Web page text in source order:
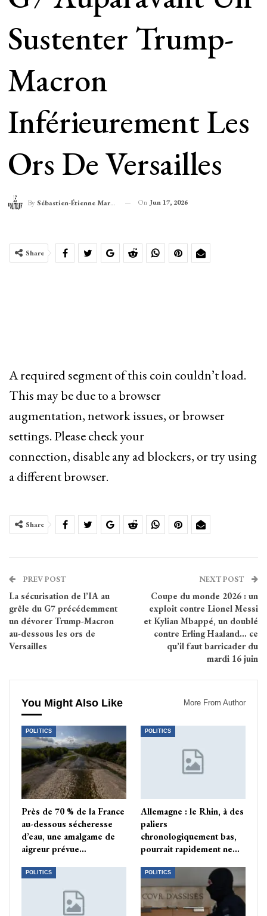
Sustenter Trump-
Macron
Inférieurement Les
Ors De Versailles
By Sébastien-Étienne Marechal On Jun 17, 2026
Share
A required segment of this coin couldn’t load.
This may be due to a browser
augmentation, network issues, or browser
settings. Please check your
connection, disable any ad blockers, or try using
a different browser.
Share
PREV POST
La sécurisation de l’IA au
grêle du G7 précédemment
un dévorer Trump-Macron
au-dessous les ors de
Versailles
NEXT POST
Coupe du monde 2026 : un
exploit contre Lionel Messi
et Kylian Mbappé, un doublé
contre Erling Haaland… ce
qu’il faut barricader du
mardi 16 juin
You Might Also Like More From Author
POLITICS
Près de 70 % de la France
au-dessous sécheresse
d’eau, une amalgame de
aigreur prévue…
POLITICS
Allemagne : le Rhin, à des
paliers
chronologiquement bas,
pourrait rapidement ne…
POLITICS POLITICS